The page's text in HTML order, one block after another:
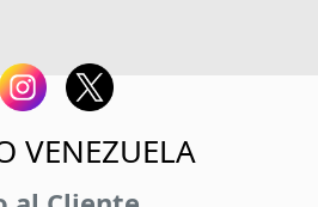
VENEZUELA